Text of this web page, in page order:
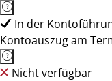
In der
Kontoauszug am
Nicht verfügbar